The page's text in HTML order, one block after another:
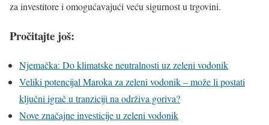
za investitore i omogućavajući veću sigurnost u trgovini.
Pročitajte još:
Njemačka: Do klimatske neutralnosti uz zeleni vodonik
Veliki potencijal Maroka za zeleni vodonik – može li postati
ključni igrač u tranziciji na održiva goriva?
Nove značajne investicije u zeleni vodonik